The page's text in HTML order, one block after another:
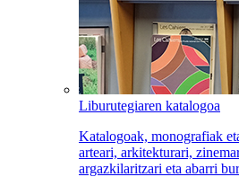
Liburutegiaren katalogoa
Katalogoak, monografiak
arteari, arkitekturari,
argazkilaritzari eta abarri